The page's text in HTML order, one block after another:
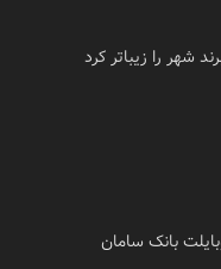
شهر را زیباتر کرد
بانک سامان